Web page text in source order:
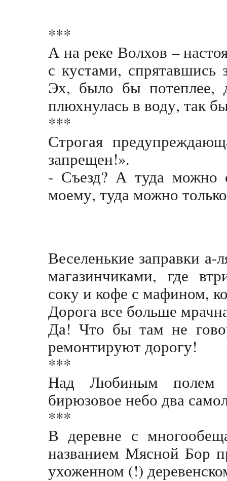
***
А на реке Волхов –
с кустами, спрятавшись
Эх, было бы потеплее,
плюхнулась в воду, так
***
Строгая
запрещен!».
- Съезд? А туда можно
моему, туда можно
Веселенькие заправки
магазинчиками, где
соку и кофе с мафином,
Дорога все больше
Да! Что бы там не
ремонтируют дорогу!
***
Над Любиным полем
бирюзовое небо два
***
В деревне с
названием Мясной Бор
ухоженном (!)